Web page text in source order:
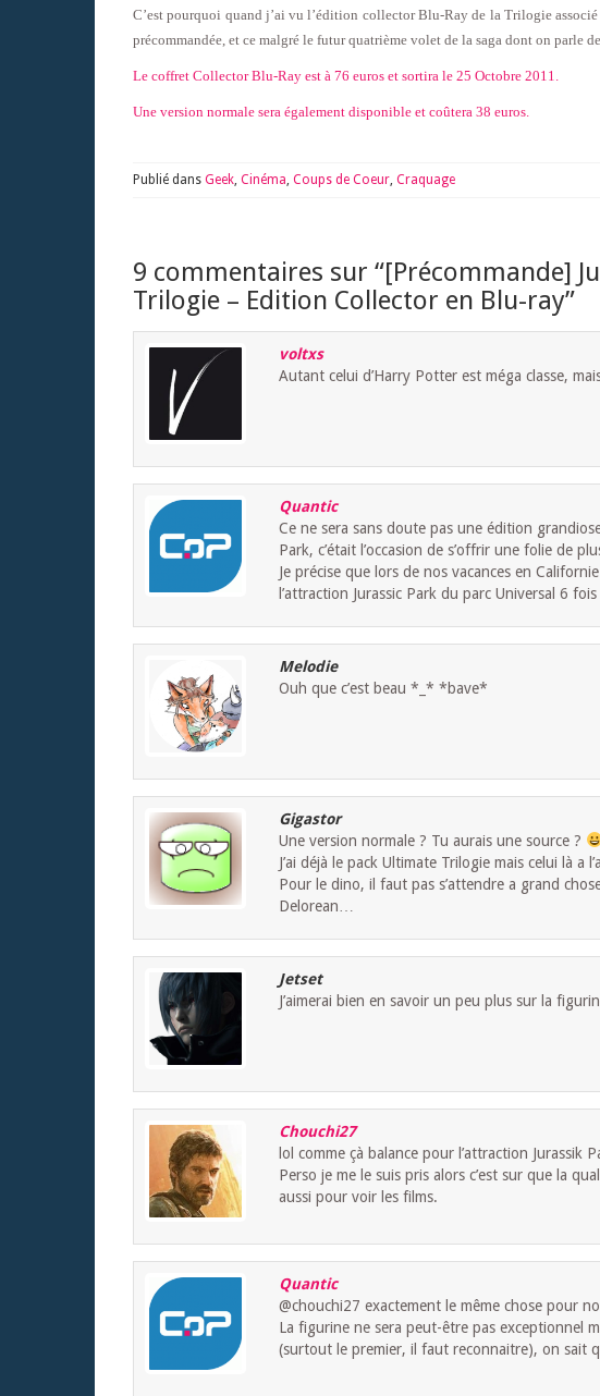
C’est pourquoi quand j’ai vu l’édition collector Blu-Ray de la Trilogie
précommandée, et ce malgré le futur quatrième volet de la saga dont on parle
Le coffret Collector Blu-Ray est à 76 euros et sortira le 25 Octobre 2011.
Une version normale sera également disponible et coûtera 38 euros.
Publié dans Geek, Cinéma, Coups de Coeur, Craquage
9 commentaires sur “[Précommande]
Trilogie – Edition Collector en Blu-ray”
voltxs
Autant celui d’Harry Potter est méga classe,
Quantic
Ce ne sera sans doute pas une édition
Park, c’était l’occasion de s’offrir une folie de
Je précise que lors de nos vacances en
l’attraction Jurassic Park du parc Universal 6
Melodie
Ouh que c’est beau *_* *bave*
Gigastor
Une version normale ? Tu aurais une source ?
J’ai déjà le pack Ultimate Trilogie mais celui là a
Pour le dino, il faut pas s’attendre a grand
Delorean…
Jetset
J’aimerai bien en savoir un peu plus sur la
Chouchi27
lol comme çà balance pour l’attraction Jurassik
Perso je me le suis pris alors c’est sur que la
aussi pour voir les films.
Quantic
@chouchi27 exactement le même chose pour
La figurine ne sera peut-être pas exceptionnel
(surtout le premier, il faut reconnaitre), on sait